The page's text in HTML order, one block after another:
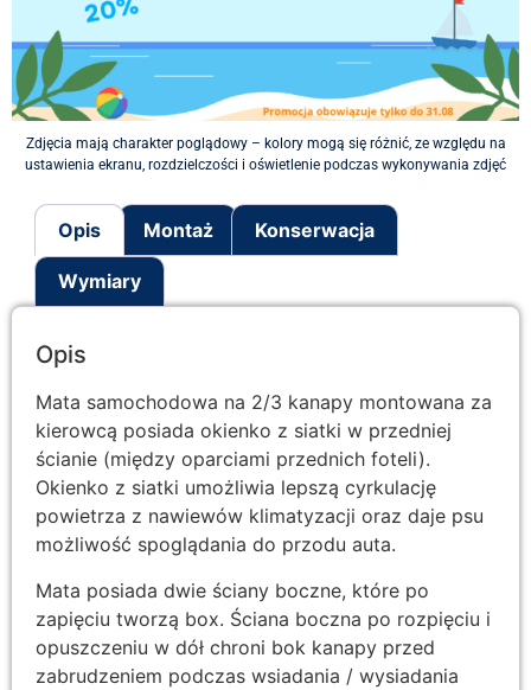
Zdjęcia mają charakter poglądowy – kolory mogą się różnić, ze względu na
ustawienia ekranu, rozdzielczości i oświetlenie podczas wykonywania zdjęć
Opis Montaż Konserwacja
Wymiary
Opis
Mata samochodowa na 2/3 kanapy montowana za
kierowcą posiada okienko z siatki w przedniej
ścianie (między oparciami przednich foteli).
Okienko z siatki umożliwia lepszą cyrkulację
powietrza z nawiewów klimatyzacji oraz daje psu
możliwość spoglądania do przodu auta.
Mata posiada dwie ściany boczne, które po
zapięciu tworzą box. Ściana boczna po rozpięciu i
opuszczeniu w dół chroni bok kanapy przed
zabrudzeniem podczas wsiadania / wysiadania